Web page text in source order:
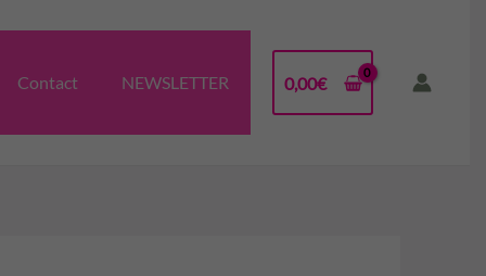
Contact NEWSLETTER 0,00€